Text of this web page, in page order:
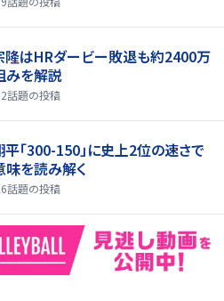
隆はHRダービー敗退も約2400万
みを解説
話題の投稿
平「300-150」に史上2位の速さで
を読み解く
話題の投稿